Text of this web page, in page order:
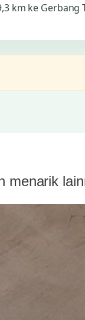
km ke Gerbang
menarik